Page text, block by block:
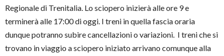
Regionale di Trenitalia. Lo sciopero inizierà alle ore 9 e
terminerà alle 17:00 di oggi. I treni in quella fascia oraria
dunque potranno subire cancellazioni o variazioni. I treni che si
trovano in viaggio a sciopero iniziato arrivano comunque alla